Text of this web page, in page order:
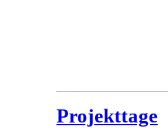
Projekttage